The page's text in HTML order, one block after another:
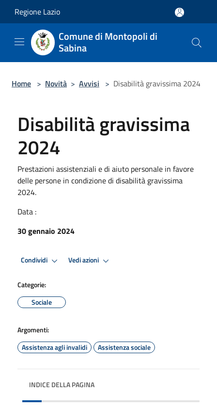
Regione Lazio
Comune di Montopoli di
Sabina
Home > Novità > Avvisi > Disabilità gravissima 2024
Disabilità gravissima
2024
Prestazioni assistenziali e di aiuto personale in favore
delle persone in condizione di disabilità gravissima
2024.
Data :
30 gennaio 2024
Condividi Vedi azioni
Categorie:
Sociale
Argomenti:
Assistenza agli invalidi
Assistenza sociale
INDICE DELLA PAGINA